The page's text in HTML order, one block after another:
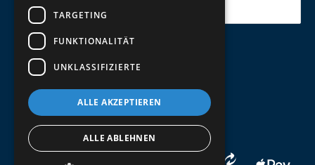
Deine Email
Abschicken
TARGETING
FUNKTIONALITÄT
UNKLASSIFIZIERTE
ALLE AKZEPTIEREN
ALLE ABLEHNEN